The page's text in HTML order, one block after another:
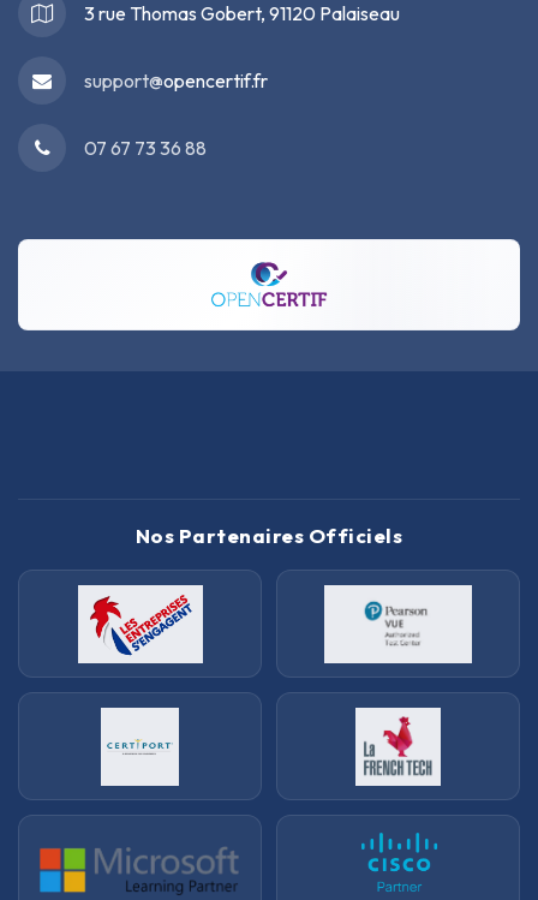
3 rue Thomas Gobert, 91120 Palaiseau
support@opencertif.fr
07 67 73 36 88
Nos Partenaires Officiels